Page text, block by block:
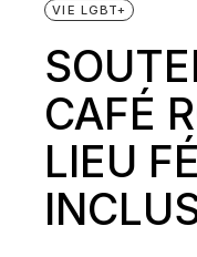
VIE LGBT+
CAFÉ
LIEU